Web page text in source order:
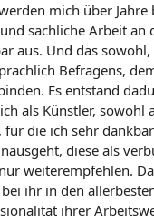
mich über
sachliche Arbeit an
aus. Und das
Befragens,
Es entstand
als Künstler, sowohl
die ich sehr
diese als
weiterempfehlen.
ihr in den
ihrer